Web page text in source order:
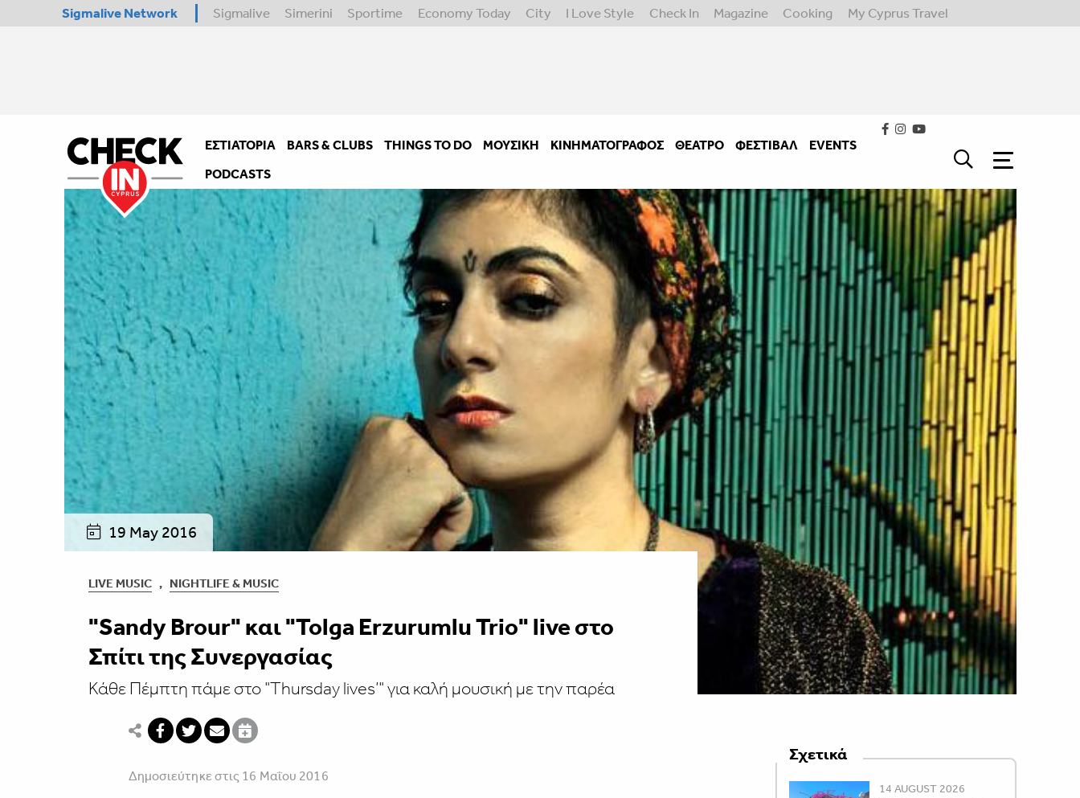
Sigmalive Network Sigmalive Simerini Sportime Economy Today City I Love Style Check In Magazine Cooking My Cyprus Travel
ΕΣΤΙΑΤΌΡΙΑ BARS & CLUBS THINGS TO DO ΜΟΥΣΙΚΉ ΚΙΝΗΜΑΤΟΓΡΆΦΟΣ ΘΈΑΤΡΟ ΦΕΣΤΙΒΑΛ
EVENTS
PODCASTS
19 May 2016
LIVE MUSIC , NIGHTLIFE & MUSIC
"Sandy Brour" και "Tolga Erzurumlu Trio" live στο
Σπίτι της Συνεργασίας
Κάθε Πέμπτη πάμε στο "Thursday lives’" για καλή μουσική με την παρέα
Δημοσιεύτηκε στις 16 Μαΐου 2016
Σχετικά
14 AUGUST 2026